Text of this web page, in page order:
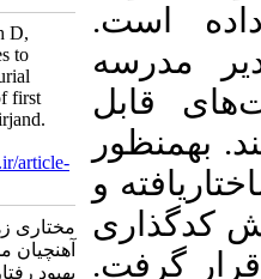
Mokhtari Z, Ghorooneh D,
Ahanchian M. Strategies to
improve the entrepreneurial
behavior of principals of first
secondary schools in Birjand.
MEO 2023; 12 (3) : 10
URL:http://journalieaa.ir/article-
1-613-fa.html
مختاری زهرا، قرونه داود،
آهنچیان محمدرضا. راهکارهای
بهبود رفتار کارآفرینانه مدیران